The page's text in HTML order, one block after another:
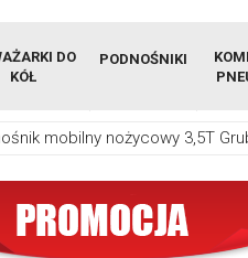
DO
KÓŁ
PODNOŚNIKI
mobilny nożycowy 3,5T